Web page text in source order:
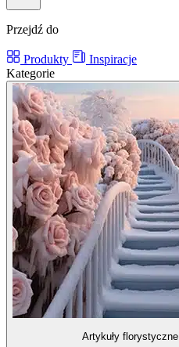
Przejdź do
Produkty
Inspiracje
Kategorie
Artykuły florystyczne